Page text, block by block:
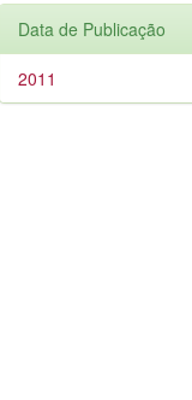
Data de Publicação
2011